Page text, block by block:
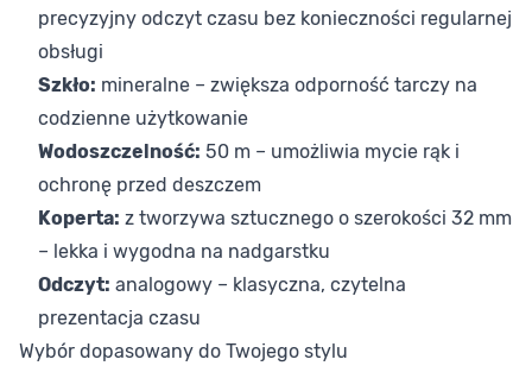
precyzyjny odczyt czasu bez konieczności regularnej
obsługi
Szkło: mineralne – zwiększa odporność tarczy na
codzienne użytkowanie
Wodoszczelność: 50 m – umożliwia mycie rąk i
ochronę przed deszczem
Koperta: z tworzywa sztucznego o szerokości 32 mm
– lekka i wygodna na nadgarstku
Odczyt: analogowy – klasyczna, czytelna
prezentacja czasu
Wybór dopasowany do Twojego stylu